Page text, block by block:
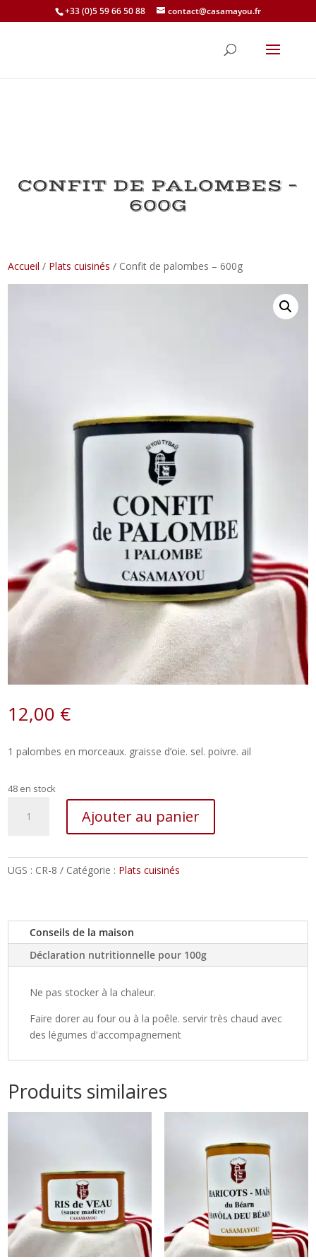
+33 (0)5 59 66 50 88 contact@casamayou.fr
CONFIT DE PALOMBES –
600G
Accueil / Plats cuisinés / Confit de palombes – 600g
12,00 €
1 palombes en morceaux. graisse d’oie. sel. poivre. ail
48 en stock
palombes
Ajouter au panier
UGS : CR-8 Catégorie : Plats cuisinés
Conseils de la maison
Déclaration nutritionnelle pour 100g
Ne pas stocker à la chaleur.
Faire dorer au four ou à la poêle. servir très chaud avec
des légumes d'accompagnement
Produits similaires